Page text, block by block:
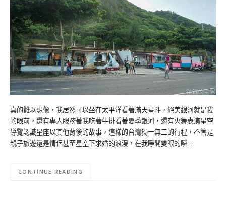
真的難以想像，我居然可以坐在太平洋看著滿天星斗，絕美銀河就是我
的眼前，還有專人服務著我吃著牛排看著夏季銀河，還有火舞表演星空
導覽認識星座以其他背後的故事，這樣的台灣獨一無二的行程，不管是
親子旅遊還是情侶甚至星空下求婚的浪漫，在我睜開雙眼的瞬…
CONTINUE READING